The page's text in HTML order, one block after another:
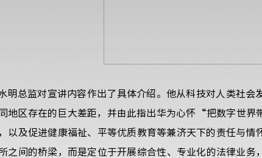
明总监对宣讲内容作出了具体介绍。他从科技对人类社
地区存在的巨大差距，并由此指出华为心怀“把数字世界
以及促进健康福祉、平等优质教育等兼济天下的责任与情
之间的桥梁，而是定位于开展综合性、专业化的法律业务